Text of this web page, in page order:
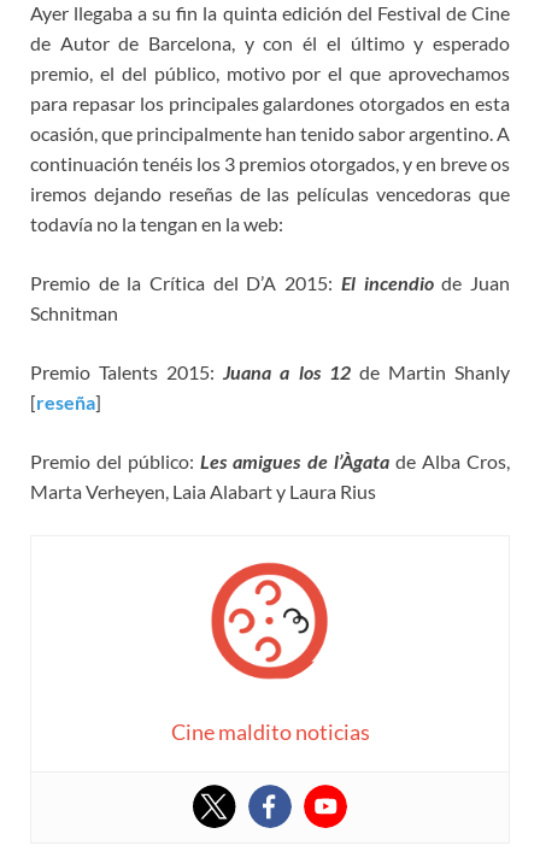
b
o
o
k
t
e
r
o
d
o
n
L
i
n
k
a
m
e
e
r
e
s
t
Ayer llegaba a su fin la quinta edición del Festival de Cine
de Autor de Barcelona, y con él el último y esperado
premio, el del público, motivo por el que aprovechamos
para repasar los principales galardones otorgados en esta
ocasión, que principalmente han tenido sabor argentino. A
continuación tenéis los 3 premios otorgados, y en breve os
iremos dejando reseñas de las películas vencedoras que
todavía no la tengan en la web:
Premio de la Crítica del D’A 2015: El incendiode Juan
Schnitman
Premio Talents 2015:Juana a los 12de Martin Shanly
[reseña]
Premio del público:Les amigues de l’Àgata de Alba Cros,
Marta Verheyen, Laia Alabart y Laura Rius
Cine maldito noticias